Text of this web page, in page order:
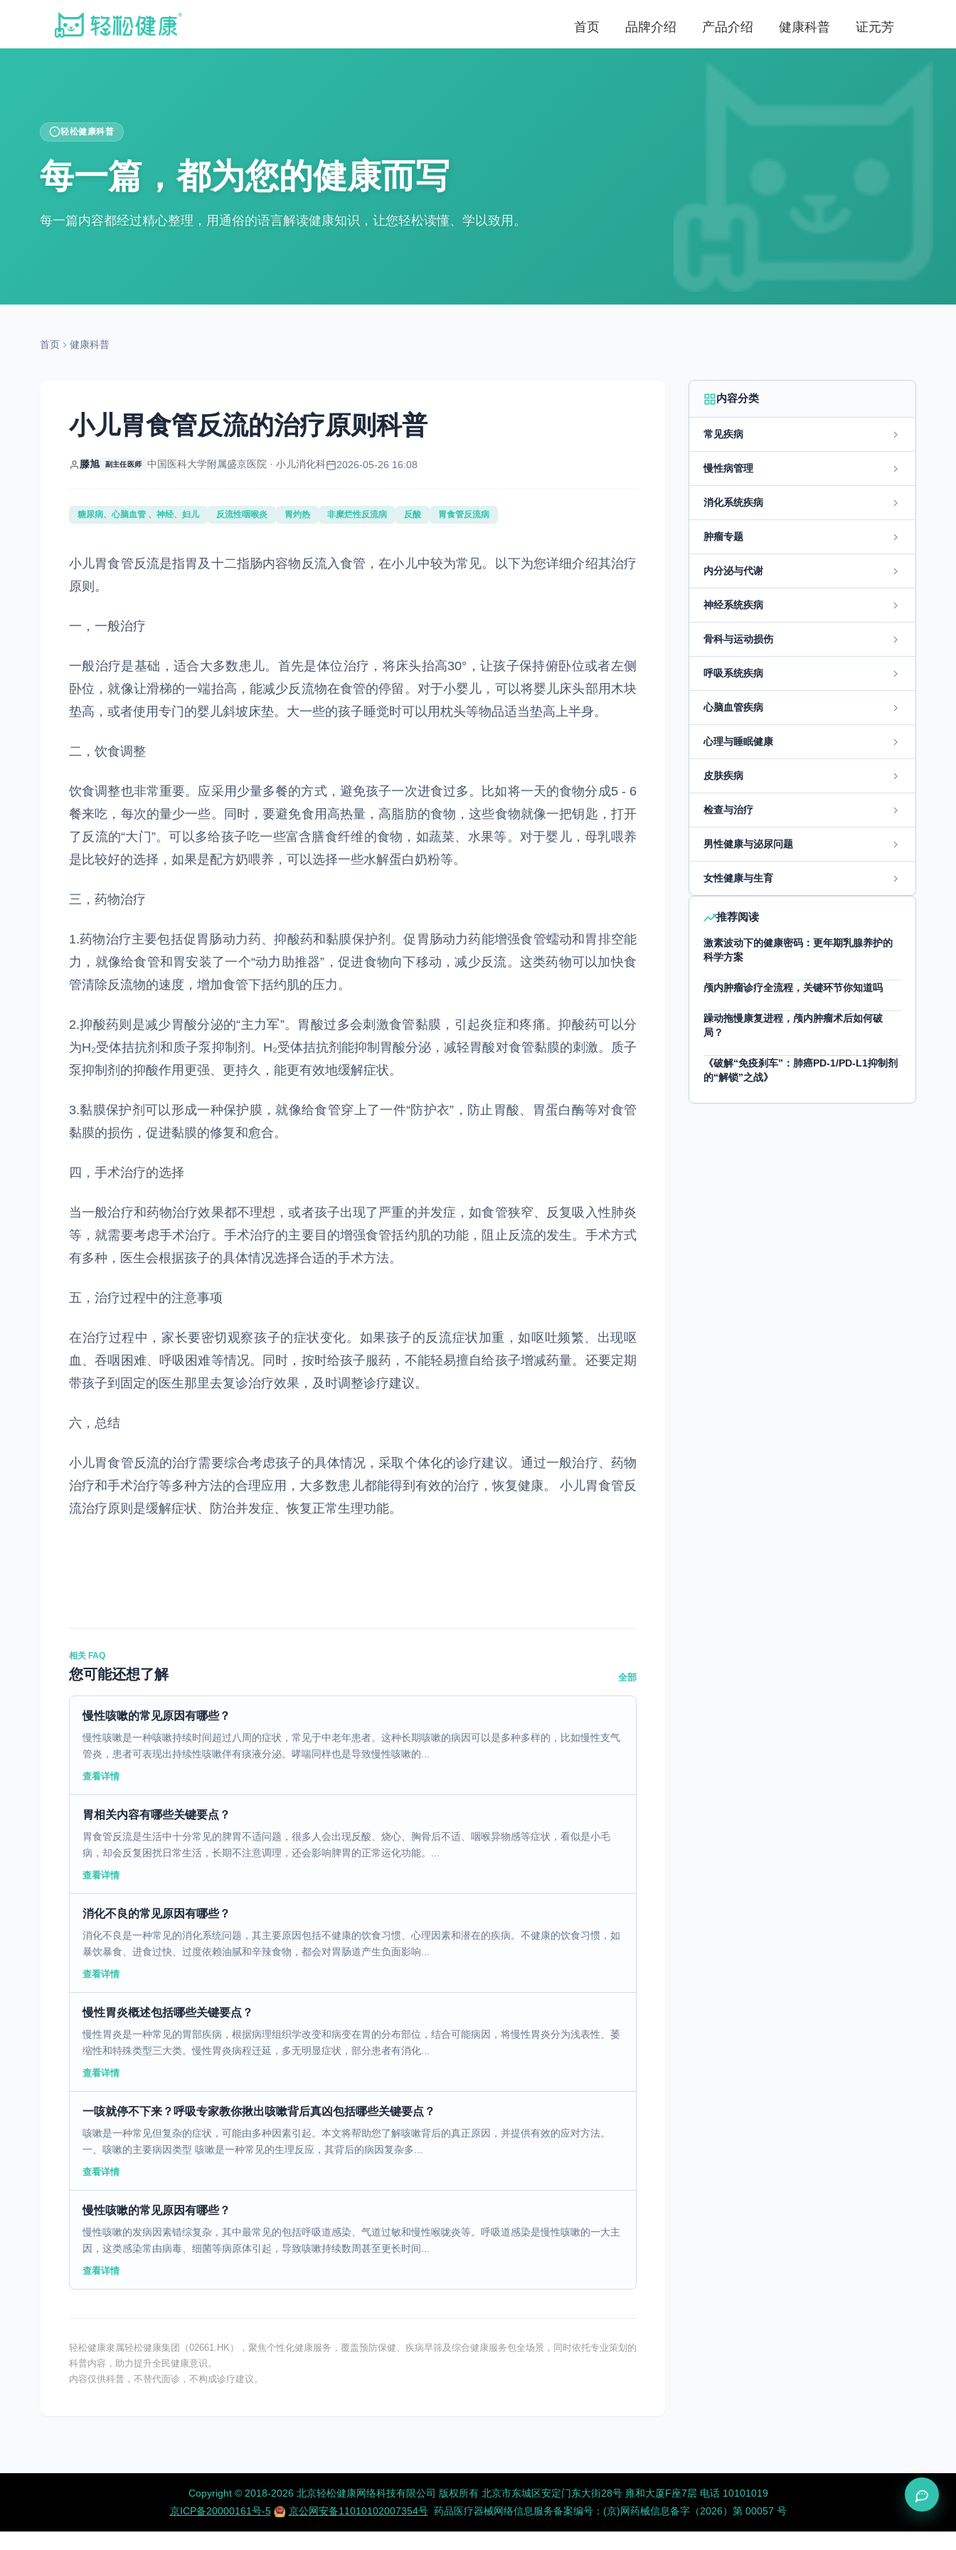
首页 品牌介绍 产品介绍 健康科普 证元芳
轻松健康科普
每一篇，都为您的健康而写
每一篇内容都经过精心整理，用通俗的语言解读健康知识，让您轻松读懂、学以致用。
首页 健康科普
小儿胃食管反流的治疗原则科普
滕旭 副主任医师 中国医科大学附属盛京医院 · 小儿消化科 2026-05-26 16:08
糖尿病、心脑血管 、神经、妇儿 反流性咽喉炎 胃灼热 非糜烂性反流病 反酸 胃食管反流病
小儿胃食管反流是指胃及十二指肠内容物反流入食管，在小儿中较为常见。以下为您详细介绍其治疗
原则。
一，一般治疗
一般治疗是基础，适合大多数患儿。首先是体位治疗，将床头抬高30°，让孩子保持俯卧位或者左侧
卧位，就像让滑梯的一端抬高，能减少反流物在食管的停留。对于小婴儿，可以将婴儿床头部用木块
垫高，或者使用专门的婴儿斜坡床垫。大一些的孩子睡觉时可以用枕头等物品适当垫高上半身。
二，饮食调整
饮食调整也非常重要。应采用少量多餐的方式，避免孩子一次进食过多。比如将一天的食物分成5 - 6
餐来吃，每次的量少一些。同时，要避免食用高热量，高脂肪的食物，这些食物就像一把钥匙，打开
了反流的“大门”。可以多给孩子吃一些富含膳食纤维的食物，如蔬菜、水果等。对于婴儿，母乳喂养
是比较好的选择，如果是配方奶喂养，可以选择一些水解蛋白奶粉等。
三，药物治疗
1.药物治疗主要包括促胃肠动力药、抑酸药和黏膜保护剂。促胃肠动力药能增强食管蠕动和胃排空能
力，就像给食管和胃安装了一个“动力助推器”，促进食物向下移动，减少反流。这类药物可以加快食
管清除反流物的速度，增加食管下括约肌的压力。
2.抑酸药则是减少胃酸分泌的“主力军”。胃酸过多会刺激食管黏膜，引起炎症和疼痛。抑酸药可以分
为H₂受体拮抗剂和质子泵抑制剂。H₂受体拮抗剂能抑制胃酸分泌，减轻胃酸对食管黏膜的刺激。质子
泵抑制剂的抑酸作用更强、更持久，能更有效地缓解症状。
3.黏膜保护剂可以形成一种保护膜，就像给食管穿上了一件“防护衣”，防止胃酸、胃蛋白酶等对食管
黏膜的损伤，促进黏膜的修复和愈合。
四，手术治疗的选择
当一般治疗和药物治疗效果都不理想，或者孩子出现了严重的并发症，如食管狭窄、反复吸入性肺炎
等，就需要考虑手术治疗。手术治疗的主要目的增强食管括约肌的功能，阻止反流的发生。手术方式
有多种，医生会根据孩子的具体情况选择合适的手术方法。
五，治疗过程中的注意事项
在治疗过程中，家长要密切观察孩子的症状变化。如果孩子的反流症状加重，如呕吐频繁、出现呕
血、吞咽困难、呼吸困难等情况。同时，按时给孩子服药，不能轻易擅自给孩子增减药量。还要定期
带孩子到固定的医生那里去复诊治疗效果，及时调整诊疗建议。
六，总结
小儿胃食管反流的治疗需要综合考虑孩子的具体情况，采取个体化的诊疗建议。通过一般治疗、药物
治疗和手术治疗等多种方法的合理应用，大多数患儿都能得到有效的治疗，恢复健康。 小儿胃食管反
流治疗原则是缓解症状、防治并发症、恢复正常生理功能。
相关 FAQ
您可能还想了解 全部
慢性咳嗽的常见原因有哪些？
慢性咳嗽是一种咳嗽持续时间超过八周的症状，常见于中老年患者。这种长期咳嗽的病因可以是多种多样的，比如慢性支气
管炎，患者可表现出持续性咳嗽伴有痰液分泌。哮喘同样也是导致慢性咳嗽的...
查看详情
胃相关内容有哪些关键要点？
胃食管反流是生活中十分常见的脾胃不适问题，很多人会出现反酸、烧心、胸骨后不适、咽喉异物感等症状，看似是小毛
病，却会反复困扰日常生活，长期不注意调理，还会影响脾胃的正常运化功能。...
查看详情
消化不良的常见原因有哪些？
消化不良是一种常见的消化系统问题，其主要原因包括不健康的饮食习惯、心理因素和潜在的疾病。不健康的饮食习惯，如
暴饮暴食、进食过快、过度依赖油腻和辛辣食物，都会对胃肠道产生负面影响...
查看详情
慢性胃炎概述包括哪些关键要点？
慢性胃炎是一种常见的胃部疾病，根据病理组织学改变和病变在胃的分布部位，结合可能病因，将慢性胃炎分为浅表性、萎
缩性和特殊类型三大类。慢性胃炎病程迁延，多无明显症状，部分患者有消化...
查看详情
一咳就停不下来？呼吸专家教你揪出咳嗽背后真凶包括哪些关键要点？
咳嗽是一种常见但复杂的症状，可能由多种因素引起。本文将帮助您了解咳嗽背后的真正原因，并提供有效的应对方法。
一、咳嗽的主要病因类型 咳嗽是一种常见的生理反应，其背后的病因复杂多...
查看详情
慢性咳嗽的常见原因有哪些？
慢性咳嗽的发病因素错综复杂，其中最常见的包括呼吸道感染、气道过敏和慢性喉咙炎等。呼吸道感染是慢性咳嗽的一大主
因，这类感染常由病毒、细菌等病原体引起，导致咳嗽持续数周甚至更长时间...
查看详情
轻松健康隶属轻松健康集团（02661.HK），聚焦个性化健康服务，覆盖预防保健、疾病早筛及综合健康服务包全场景，同时依托专业策划的
科普内容，助力提升全民健康意识。
内容仅供科普，不替代面诊，不构成诊疗建议。
内容分类
常见疾病
慢性病管理
消化系统疾病
肿瘤专题
内分泌与代谢
神经系统疾病
骨科与运动损伤
呼吸系统疾病
心脑血管疾病
心理与睡眠健康
皮肤疾病
检查与治疗
男性健康与泌尿问题
女性健康与生育
推荐阅读
激素波动下的健康密码：更年期乳腺养护的
科学方案
颅内肿瘤诊疗全流程，关键环节你知道吗
躁动拖慢康复进程，颅内肿瘤术后如何破
局？
《破解“免疫刹车”：肺癌PD-1/PD-L1抑制剂
的“解锁”之战》
Copyright ©️ 2018-2026 北京轻松健康网络科技有限公司 版权所有 北京市东城区安定门东大街28号 雍和大厦F座7层 电话 10101019
京ICP备20000161号-5
京公网安备11010102007354号药品医疗器械网络信息服务备案编号：(京)网药械信息备字（2026）第 00057 号